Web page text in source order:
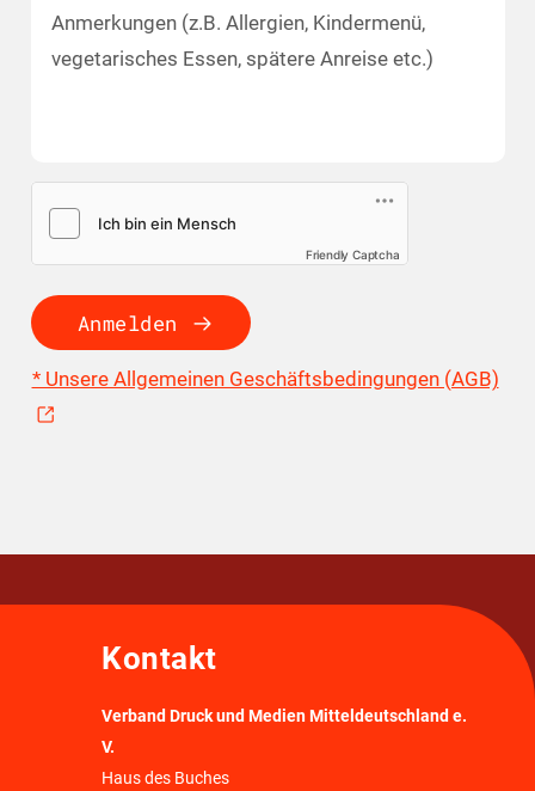
Anmerkungen (z.B. Allergien, Kindermenü,
vegetarisches Essen, spätere Anreise etc.)
Friendly Captcha
Anmelden
* Unsere Allgemeinen Geschäftsbedingungen (AGB)
Kontakt
Verband Druck und Medien Mitteldeutschland e.
V.
Haus des Buches